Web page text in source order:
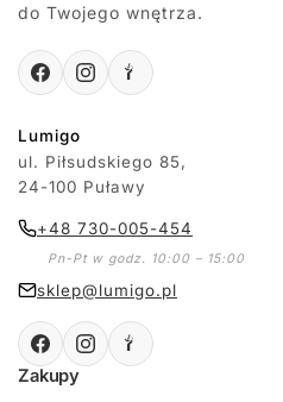
do Twojego wnętrza.
Lumigo
ul. Piłsudskiego 85,
24-100 Puławy
+48 730-005-454
Pn-Pt w godz. 10:00 – 15:00
sklep@lumigo.pl
Zakupy